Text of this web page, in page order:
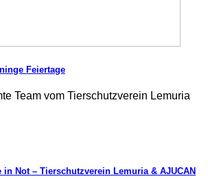
Feiertage
Team vom Tierschutzverein Lemuria
in Not – Tierschutzverein Lemuria & AJUCAN